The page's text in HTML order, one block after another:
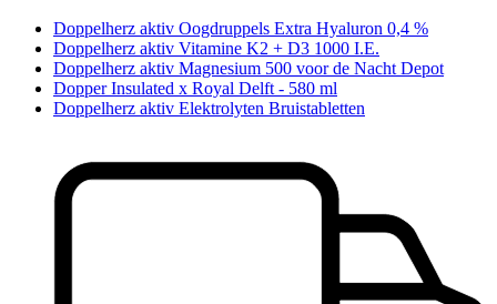
Doppelherz aktiv Oogdruppels Extra Hyaluron 0,4 %
Doppelherz aktiv Vitamine K2 + D3 1000 I.E.
Doppelherz aktiv Magnesium 500 voor de Nacht Depot
Dopper Insulated x Royal Delft - 580 ml
Doppelherz aktiv Elektrolyten Bruistabletten